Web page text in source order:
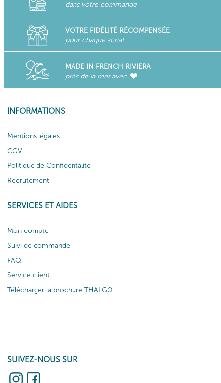
dans votre commande
VOTRE FIDÉLITÉ RÉCOMPENSÉE
pour chaque achat
MADE IN FRENCH RIVIERA
près de la mer avec
INFORMATIONS
Mentions légales
CGV
Politique de Confidentalité
Recrutement
SERVICES ET AIDES
Mon compte
Suivi de commande
FAQ
Service client
Télécharger la brochure THALGO
SUIVEZ-NOUS SUR